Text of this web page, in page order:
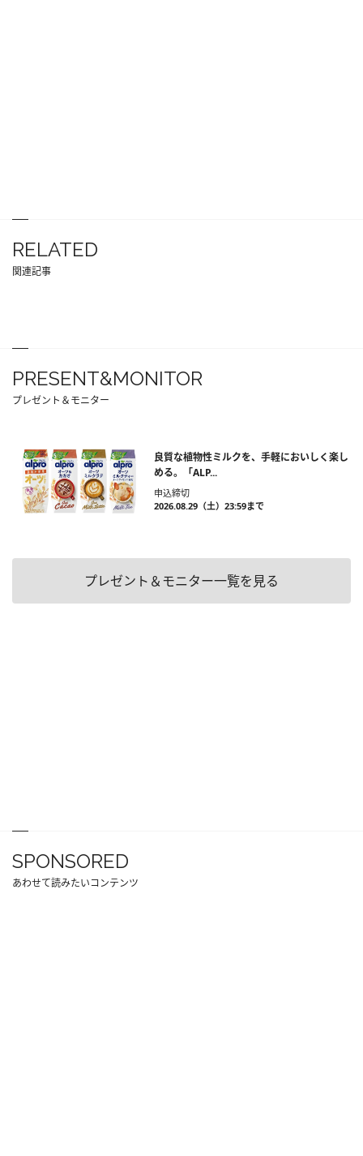
RELATED
関連記事
PRESENT&MONITOR
プレゼント＆モニター
良質な植物性ミルクを、手軽においしく楽し
める。「ALP...
申込締切
2026.08.29（土）23:59まで
プレゼント＆モニター一覧を見る
SPONSORED
あわせて読みたいコンテンツ